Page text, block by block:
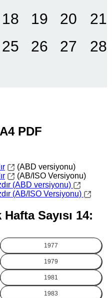
18 19 20 21
25 26 27 28
PDF
(ABD versiyonu)
(AB/ISO Versiyonu)
(ABD versiyonu)
(AB/ISO Versiyonu)
Sayısı 14:
1977
1979
1981
1983